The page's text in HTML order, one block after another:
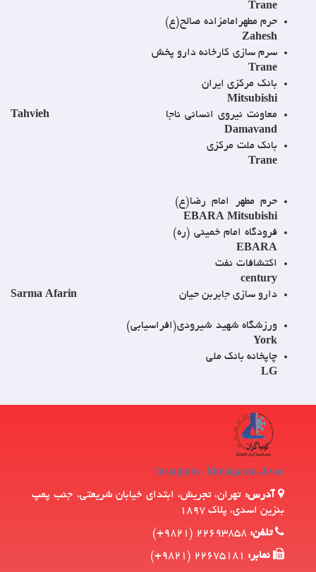
Trane
حرم مطهرامامزاده صالح(ع)
Zahesh
سرم سازی کارخانه دارو پخش
Trane
بانک مرکزی ایران
Mitsubishi
معاونت نیروی انسانی ناجا
Tahvieh
Damavand
بانک ملت مرکزی
Trane
حرم مطهر امام رضا(ع)
EBARA Mitsubishi
فرودگاه امام خمینی (ره)
EBARA
اکتشافات نفت
century
دارو سازی جابربن حیان
Sarma Afarin
ورزشگاه شهید شیرودی(افراسیابی)
چاپخانه بانک ملی
Instagram : kimiagaran-hvac
آدرس:تهران، تجريش، ابتداي خیابان شريعتي، جنب پمپ
بنزين اسدي، پلاك 1897
تلفن:22693858 (9821+)
نمابر: